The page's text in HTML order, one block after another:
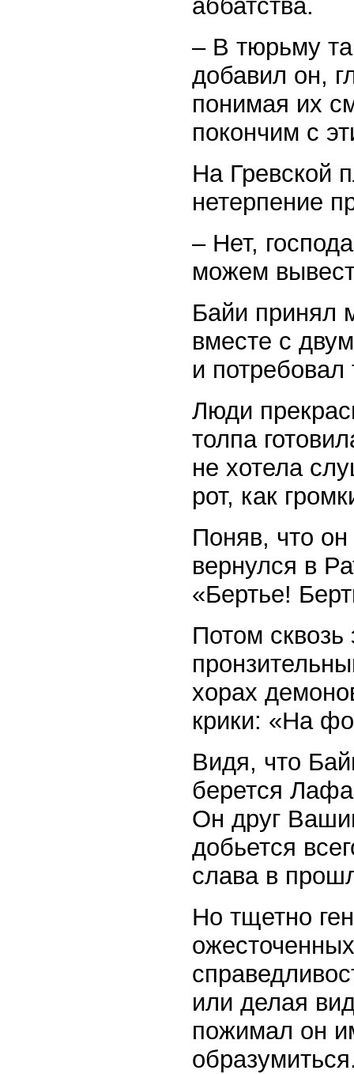
аббатства.
– В тюрьму
добавил он,
понимая их
покончим с
На Гревской
нетерпение
– Нет,
можем
Байи принял
вместе с
и
Люди
толпа
не хотела
рот, как
Поняв, что
вернулся в
«Бертье!
Потом сквозь
хорах
крики: «На
Видя, что
берется
Он друг
добьется
слава в
Но тщетно
или делая
пожимал он